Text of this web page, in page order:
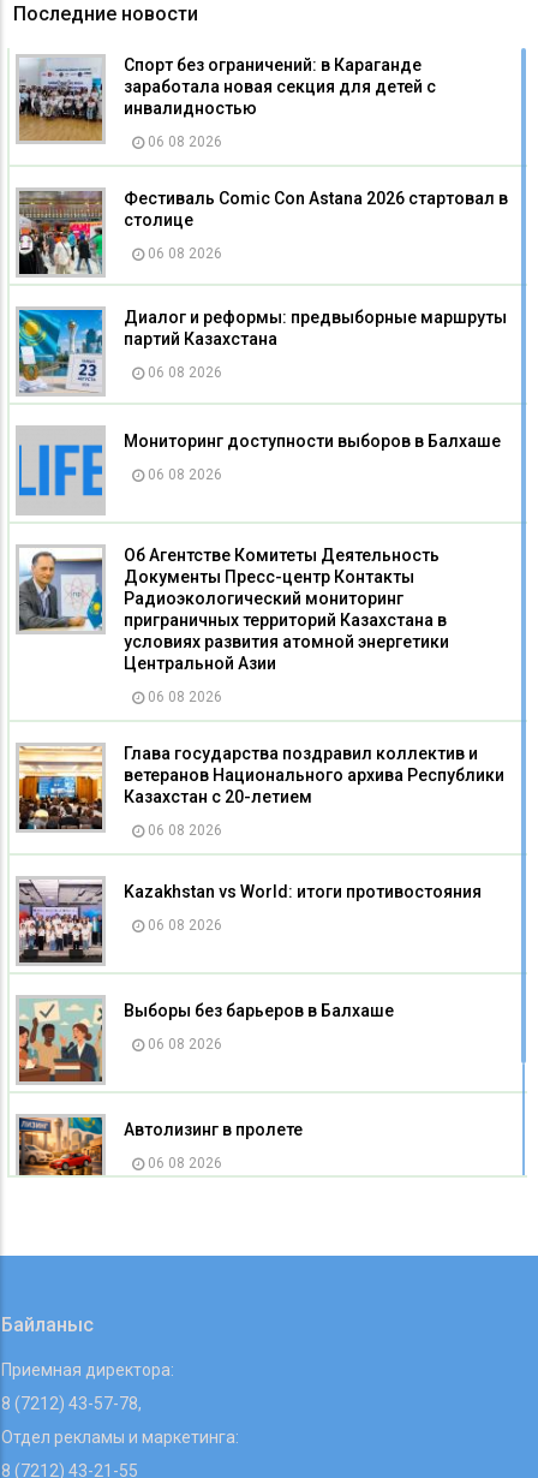
Последние новости
Спорт без ограничений: в Караганде
заработала новая секция для детей с
инвалидностью
06 08 2026
Фестиваль Comic Con Astana 2026 стартовал в
столице
06 08 2026
Диалог и реформы: предвыборные маршруты
партий Казахстана
06 08 2026
Мониторинг доступности выборов в Балхаше
06 08 2026
Об Агентстве Комитеты Деятельность
Документы Пресс-центр Контакты
Радиоэкологический мониторинг
приграничных территорий Казахстана в
условиях развития атомной энергетики
Центральной Азии
06 08 2026
Глава государства поздравил коллектив и
ветеранов Национального архива Республики
Казахстан с 20-летием
06 08 2026
Kazakhstan vs World: итоги противостояния
06 08 2026
Выборы без барьеров в Балхаше
06 08 2026
Автолизинг в пролете
06 08 2026
Байланыс
Приемная директора:
8 (7212) 43-57-78,
Отдел рекламы и маркетинга:
8 (7212) 43-21-55